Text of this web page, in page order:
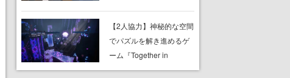
ャッチコピーは「三度の
飯より靴を舐めよう」と
前のめり。公式アカウン
【2人協力】神秘的な空間
でパズルを解き進めるゲ
ーム『Together in
Forgotten Lands』が本日